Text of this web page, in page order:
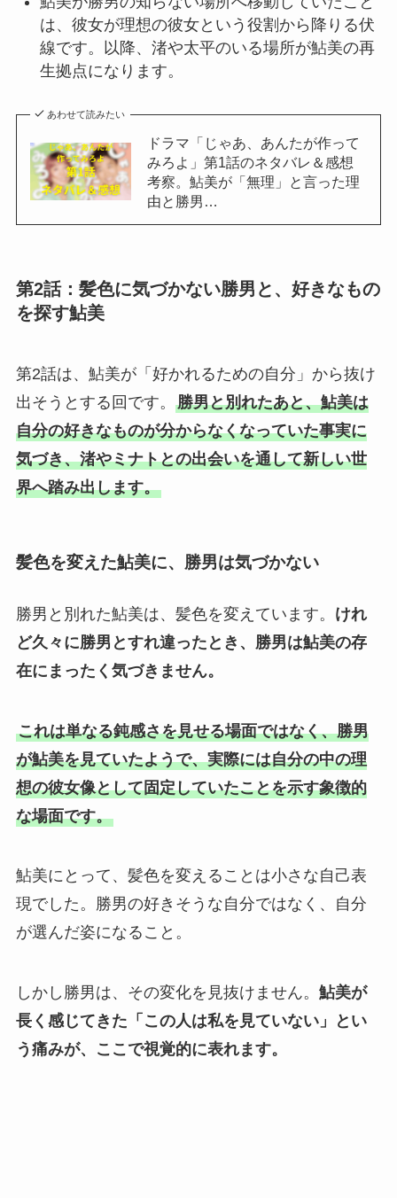
は、彼女が理想の彼女という役割から降りる伏
線です。以降、渚や太平のいる場所が鮎美の再
生拠点になります。
あわせて読みたい
ドラマ「じゃあ、あんたが作って
みろよ」第1話のネタバレ＆感想
考察。鮎美が「無理」と言った理
由と勝男…
第2話：髪色に気づかない勝男と、好きなもの
を探す鮎美
第2話は、鮎美が「好かれるための自分」から抜け
出そうとする回です。 勝男と別れたあと、鮎美は
自分の好きなものが分からなくなっていた事実に
気づき、渚やミナトとの出会いを通して新しい世
界へ踏み出します。
髪色を変えた鮎美に、勝男は気づかない
勝男と別れた鮎美は、髪色を変えています。 けれ
ど久々に勝男とすれ違ったとき、勝男は鮎美の存
在にまったく気づきません。
これは単なる鈍感さを見せる場面ではなく、勝男
が鮎美を見ていたようで、実際には自分の中の理
想の彼女像として固定していたことを示す象徴的
な場面です。
鮎美にとって、髪色を変えることは小さな自己表
現でした。勝男の好きそうな自分ではなく、自分
が選んだ姿になること。
しかし勝男は、その変化を見抜けません。 鮎美が
長く感じてきた「この人は私を見ていない」とい
う痛みが、ここで視覚的に表れます。